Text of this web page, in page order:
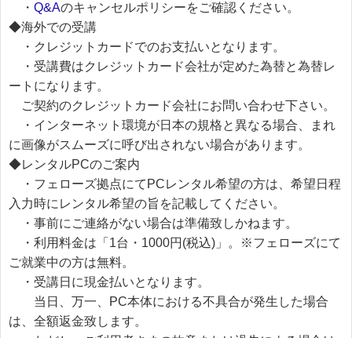
・ Q&Aのキャンセルポリシーをご確認ください。
◆海外での受講
・クレジットカードでのお支払いとなります。
・受講費はクレジットカード会社が定めた為替と為替レ
ートになります。
ご契約のクレジットカード会社にお問い合わせ下さい。
・インターネット環境が日本の規格と異なる場合、まれ
に画像がスムーズに呼び出されない場合があります。
◆レンタルPCのご案内
・フェローズ拠点にてPCレンタル希望の方は、希望日程
入力時にレンタル希望の旨を記載してください。
・事前にご連絡がない場合は準備致しかねます。
・利用料金は「1台・1000円(税込)」。※フェローズにて
ご就業中の方は無料。
・受講日に現金払いとなります。
当日、万一、PC本体における不具合が発生した場合
は、全額返金致します。